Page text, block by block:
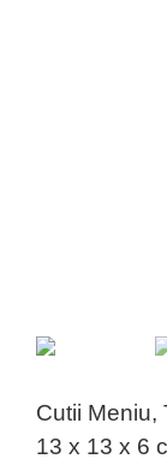
Cutii Meniu,
13 x 13 x 6